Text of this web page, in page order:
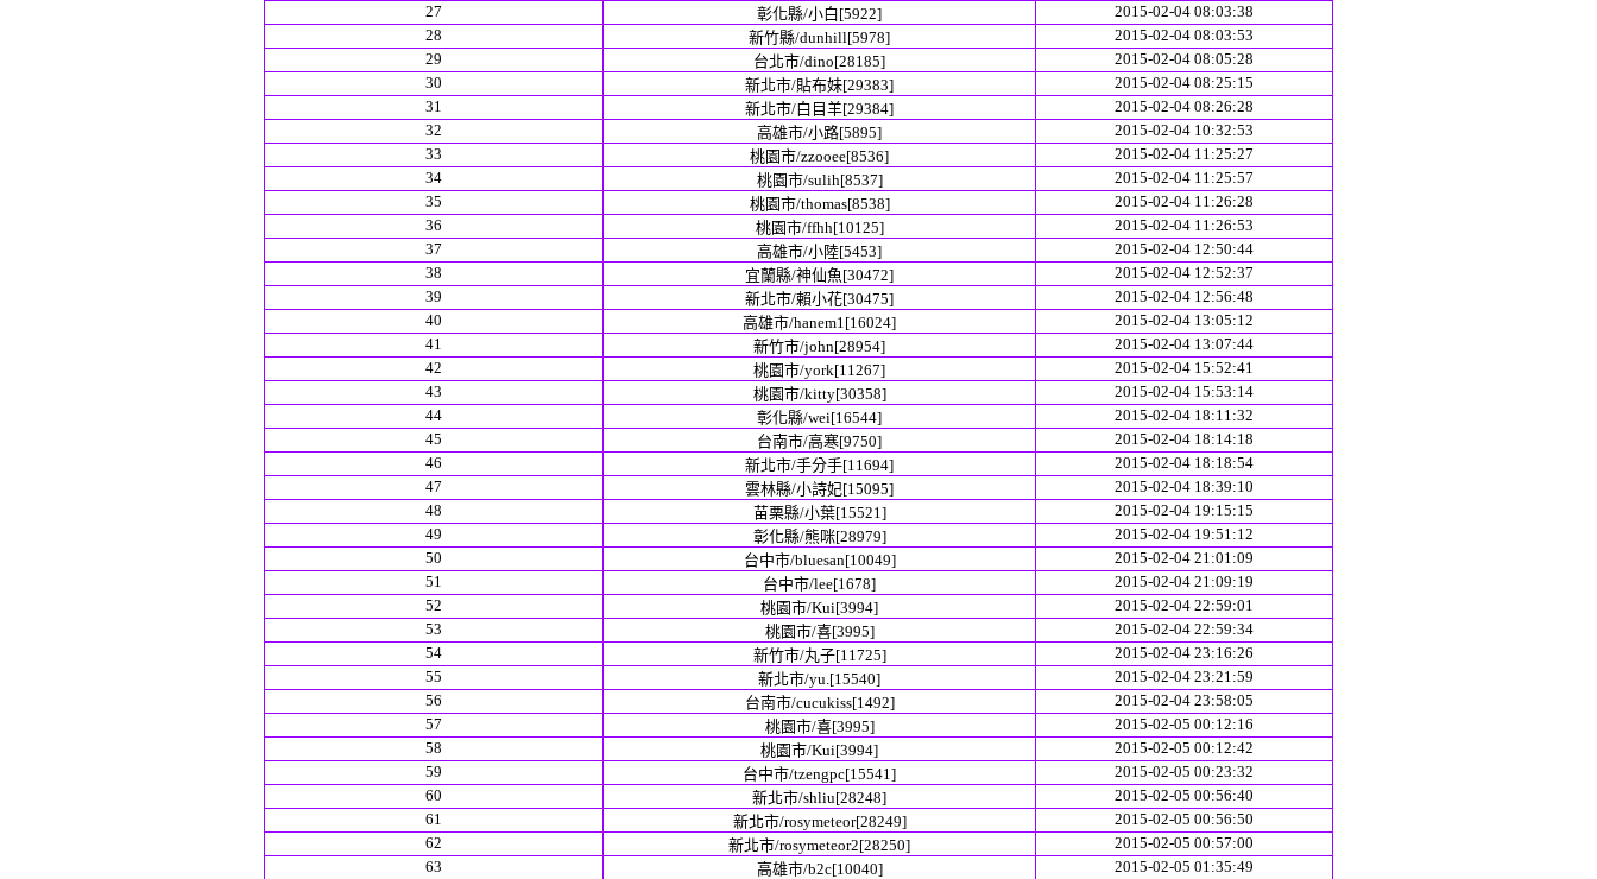
27
彰化縣/小白[5922]
2015-02-04 08:03:38
28
新竹縣/dunhill[5978]
2015-02-04 08:03:53
29
台北市/dino[28185]
2015-02-04 08:05:28
30
新北市/貼布妹[29383]
2015-02-04 08:25:15
31
新北市/白目羊[29384]
2015-02-04 08:26:28
32
高雄市/小路[5895]
2015-02-04 10:32:53
33
桃園市/zzooee[8536]
2015-02-04 11:25:27
34
桃園市/sulih[8537]
2015-02-04 11:25:57
35
桃園市/thomas[8538]
2015-02-04 11:26:28
36
桃園市/ffhh[10125]
2015-02-04 11:26:53
37
高雄市/小陸[5453]
2015-02-04 12:50:44
38
宜蘭縣/神仙魚[30472]
2015-02-04 12:52:37
39
新北市/賴小花[30475]
2015-02-04 12:56:48
40
高雄市/hanem1[16024]
2015-02-04 13:05:12
41
新竹市/john[28954]
2015-02-04 13:07:44
42
桃園市/york[11267]
2015-02-04 15:52:41
43
桃園市/kitty[30358]
2015-02-04 15:53:14
44
彰化縣/wei[16544]
2015-02-04 18:11:32
45
台南市/高寒[9750]
2015-02-04 18:14:18
46
新北市/手分手[11694]
2015-02-04 18:18:54
47
雲林縣/小詩妃[15095]
2015-02-04 18:39:10
48
苗栗縣/小葉[15521]
2015-02-04 19:15:15
49
彰化縣/熊咪[28979]
2015-02-04 19:51:12
50
台中市/bluesan[10049]
2015-02-04 21:01:09
51
台中市/lee[1678]
2015-02-04 21:09:19
52
桃園市/Kui[3994]
2015-02-04 22:59:01
53
桃園市/喜[3995]
2015-02-04 22:59:34
54
新竹市/丸子[11725]
2015-02-04 23:16:26
55
新北市/yu.[15540]
2015-02-04 23:21:59
56
台南市/cucukiss[1492]
2015-02-04 23:58:05
57
桃園市/喜[3995]
2015-02-05 00:12:16
58
桃園市/Kui[3994]
2015-02-05 00:12:42
59
台中市/tzengpc[15541]
2015-02-05 00:23:32
60
新北市/shliu[28248]
2015-02-05 00:56:40
61
新北市/rosymeteor[28249]
2015-02-05 00:56:50
62
新北市/rosymeteor2[28250]
2015-02-05 00:57:00
63
高雄市/b2c[10040]
2015-02-05 01:35:49